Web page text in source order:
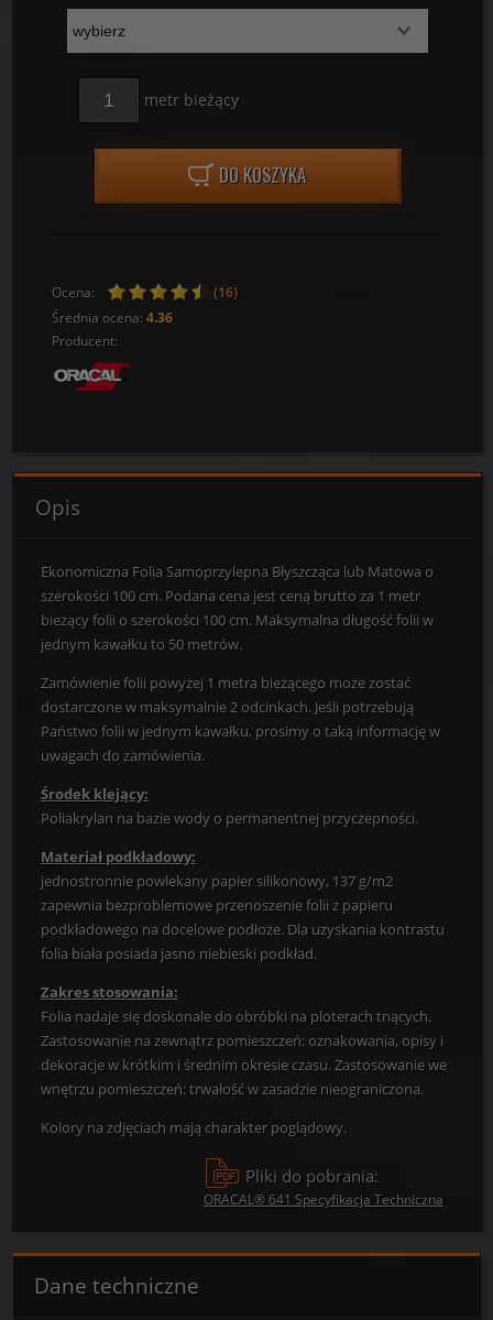
metr bieżący
DO KOSZYKA
Ocena:
(16)
Średnia ocena: 4.36
Producent:
Opis
Ekonomiczna Folia Samoprzylepna Błyszcząca lub Matowa o
szerokości 100 cm. Podana cena jest ceną brutto za 1 metr
bieżący folii o szerokości 100 cm. Maksymalna długość folii w
jednym kawałku to 50 metrów.
Zamówienie folii powyżej 1 metra bieżącego może zostać
dostarczone w maksymalnie 2 odcinkach. Jeśli potrzebują
Państwo folii w jednym kawałku, prosimy o taką informację w
uwagach do zamówienia.
Środek klejący:
Poliakrylan na bazie wody o permanentnej przyczepności.
Materiał podkładowy:
jednostronnie powlekany papier silikonowy, 137 g/m2
zapewnia bezproblemowe przenoszenie folii z papieru
podkładowego na docelowe podłoże. Dla uzyskania kontrastu
folia biała posiada jasno niebieski podkład.
Zakres stosowania:
Folia nadaje się doskonale do obróbki na ploterach tnących.
Zastosowanie na zewnątrz pomieszczeń: oznakowania, opisy i
dekoracje w krótkim i średnim okresie czasu. Zastosowanie we
wnętrzu pomieszczeń: trwałość w zasadzie nieograniczona.
Kolory na zdjęciach mają charakter poglądowy.
Pliki do pobrania:
ORACAL® 641 Specyfikacja Techniczna
Dane techniczne